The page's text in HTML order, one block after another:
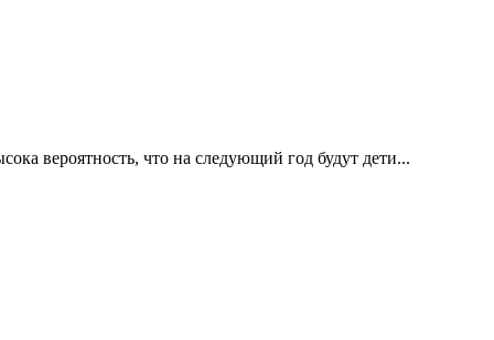
вероятность, что на следующий год будут дети...